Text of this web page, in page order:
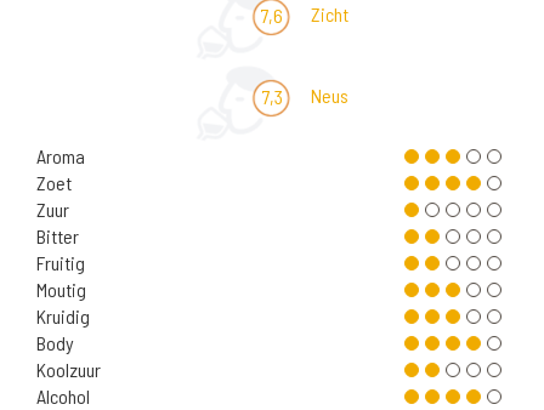
7,6 Zicht
7,3 Neus
Aroma
Zoet
Zuur
Bitter
Fruitig
Moutig
Kruidig
Body
Koolzuur
Alcohol